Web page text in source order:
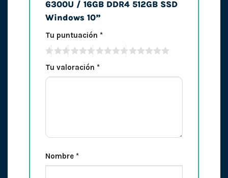
6300U / 16GB DDR4 512GB SSD
Windows 10”
Tu puntuación *
Tu valoración *
Nombre *